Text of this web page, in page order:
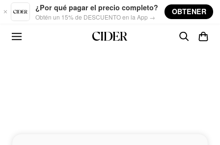
Skip to main content
¿Por qué pagar el precio completo?
Obtén un 15% de DESCUENTO en la App →
OBTENER